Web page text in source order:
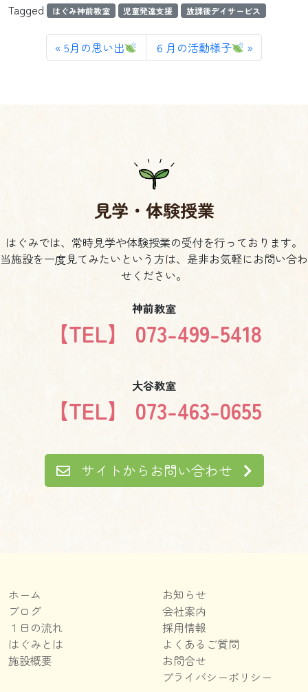
Tagged はぐみ神前教室 児童発達支援 放課後デイサービス
5月の思い出 ６月の活動様子
見学・体験授業
はぐみでは、常時見学や体験授業の受付を行っております。
当施設を一度見てみたいという方は、是非お気軽にお問い合わ
せください。
神前教室
【TEL】 073-499-5418
大谷教室
【TEL】 073-463-0655
サイトからお問い合わせ
ホーム
ブログ
１日の流れ
はぐみとは
施設概要
お知らせ
会社案内
採用情報
よくあるご質問
お問合せ
プライバシーポリシー